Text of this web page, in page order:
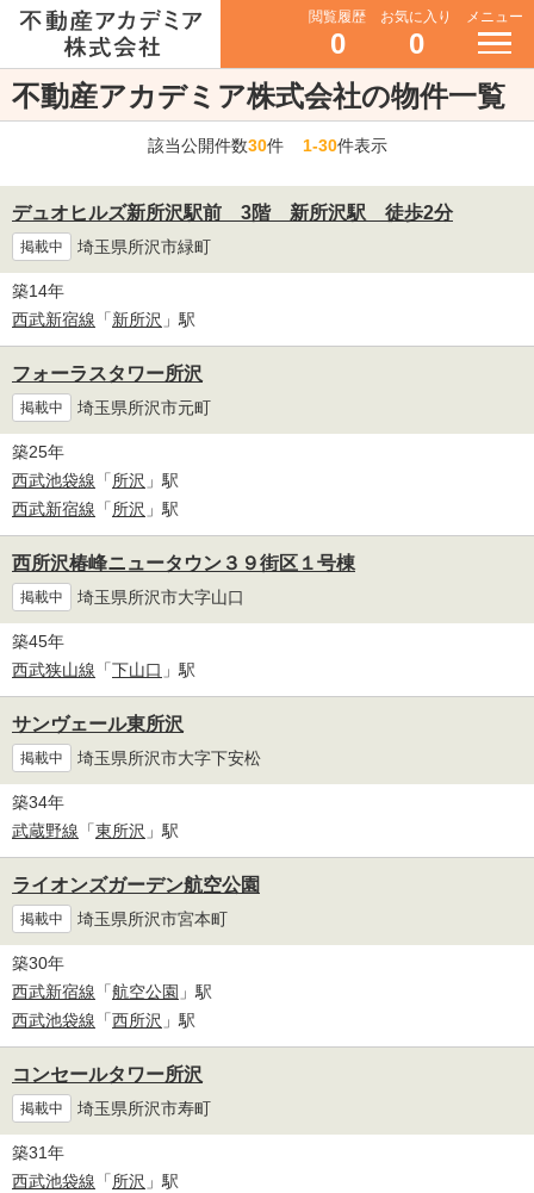
閲覧履歴
0
お気に入り
0
メニュー
不動産アカデミア株式会社の物件一覧
該当公開件数30件1-30件表示
デュオヒルズ新所沢駅前 3階 新所沢駅 徒歩2分
掲載中 埼玉県所沢市緑町
築14年
西武新宿線 「新所沢 」駅
フォーラスタワー所沢
掲載中 埼玉県所沢市元町
築25年
西武池袋線 「所沢 」駅
西武新宿線 「所沢 」駅
西所沢椿峰ニュータウン３９街区１号棟
掲載中 埼玉県所沢市大字山口
築45年
西武狭山線 「下山口 」駅
サンヴェール東所沢
掲載中 埼玉県所沢市大字下安松
築34年
武蔵野線 「東所沢 」駅
ライオンズガーデン航空公園
掲載中 埼玉県所沢市宮本町
築30年
西武新宿線 「航空公園 」駅
西武池袋線 「西所沢 」駅
コンセールタワー所沢
掲載中 埼玉県所沢市寿町
築31年
西武池袋線 「所沢 」駅